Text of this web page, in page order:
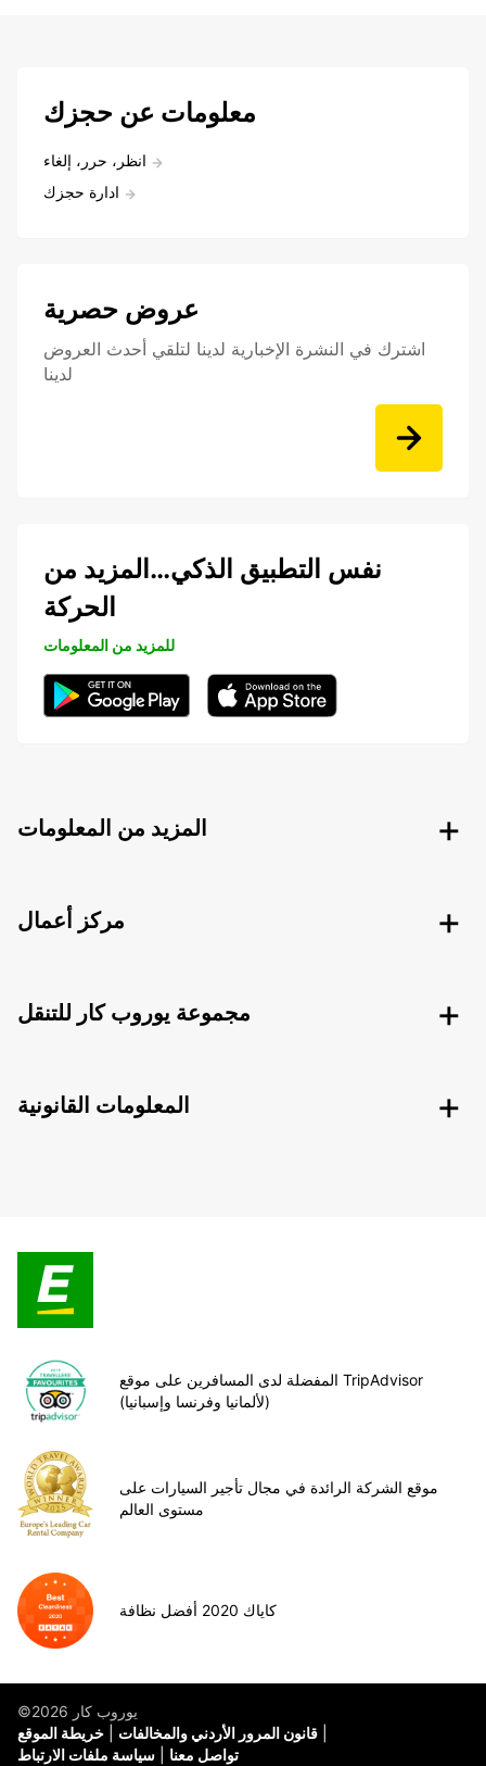
معلومات عن حجزك
انظر، حرر، إلغاء
ادارة حجزك
عروض حصرية
اشترك في النشرة الإخبارية لدينا لتلقي أحدث العروض
لدينا
نفس التطبيق الذكي…المزيد من
الحركة
للمزيد من المعلومات
المزيد من المعلومات
مركز أعمال
مجموعة يوروب كار للتنقل
المعلومات القانونية
المفضلة لدى المسافرين على موقع TripAdvisor
(لألمانيا وفرنسا وإسبانيا)
موقع الشركة الرائدة في مجال تأجير السيارات على
مستوى العالم
كاياك 2020 أفضل نظافة
©يوروب كار 2026
خريطة الموقع
قانون المرور الأردني والمخالفات
سياسة ملفات الارتباط
تواصل معنا